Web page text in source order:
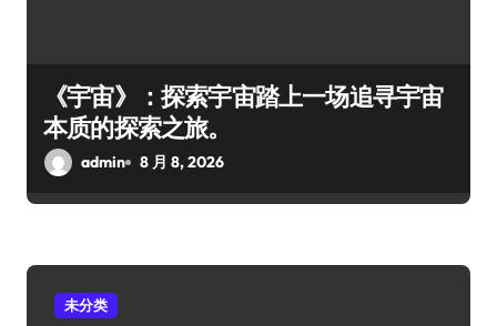
《宇宙》：探索宇宙踏上一场追寻宇宙
本质的探索之旅。
admin 8 月 8, 2026
未分类